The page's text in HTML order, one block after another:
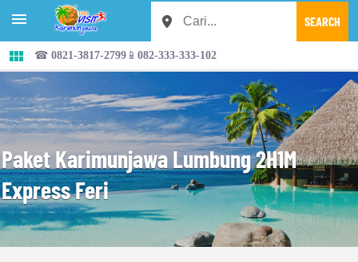


☎ 0821-3817-2799📱082-333-333-102
Paket Karimunjawa Lumbung 2H1M
Express Feri